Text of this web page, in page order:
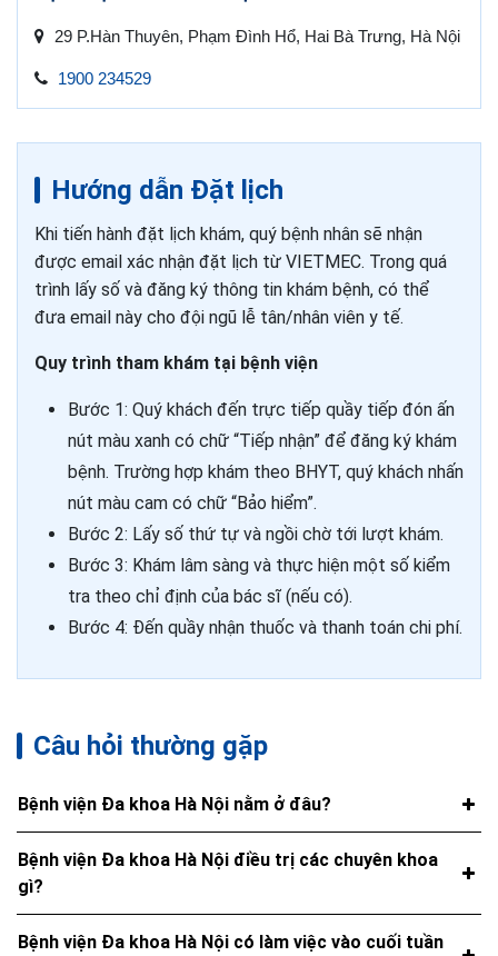
29 P.Hàn Thuyên, Phạm Đình Hổ, Hai Bà Trưng, Hà Nội
1900 234529
Hướng dẫn Đặt lịch
Khi tiến hành đặt lịch khám, quý bệnh nhân sẽ nhận
được email xác nhận đặt lịch từ VIETMEC. Trong quá
trình lấy số và đăng ký thông tin khám bệnh, có thể
đưa email này cho đội ngũ lễ tân/nhân viên y tế.
Quy trình tham khám tại bệnh viện
Bước 1: Quý khách đến trực tiếp quầy tiếp đón ấn
nút màu xanh có chữ “Tiếp nhận” để đăng ký khám
bệnh. Trường hợp khám theo BHYT, quý khách nhấn
nút màu cam có chữ “Bảo hiểm”.
Bước 2: Lấy số thứ tự và ngồi chờ tới lượt khám.
Bước 3: Khám lâm sàng và thực hiện một số kiểm
tra theo chỉ định của bác sĩ (nếu có).
Bước 4: Đến quầy nhận thuốc và thanh toán chi phí.
Câu hỏi thường gặp
Bệnh viện Đa khoa Hà Nội nằm ở đâu?
Bệnh viện Đa khoa Hà Nội điều trị các chuyên khoa
gì?
Bệnh viện Đa khoa Hà Nội có làm việc vào cuối tuần